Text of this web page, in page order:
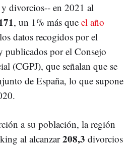
y divorcios-- en 2021 al
, un 1% más que el año
datos recogidos por el
publicados por el Consejo
(CGPJ), que señalan que se
de España, lo que supone
a su población, la región
al alcanzar208,3 divorcios